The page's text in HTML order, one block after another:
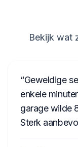
Bekijk wat
Geweldige
enkele
garage wilde
Sterk